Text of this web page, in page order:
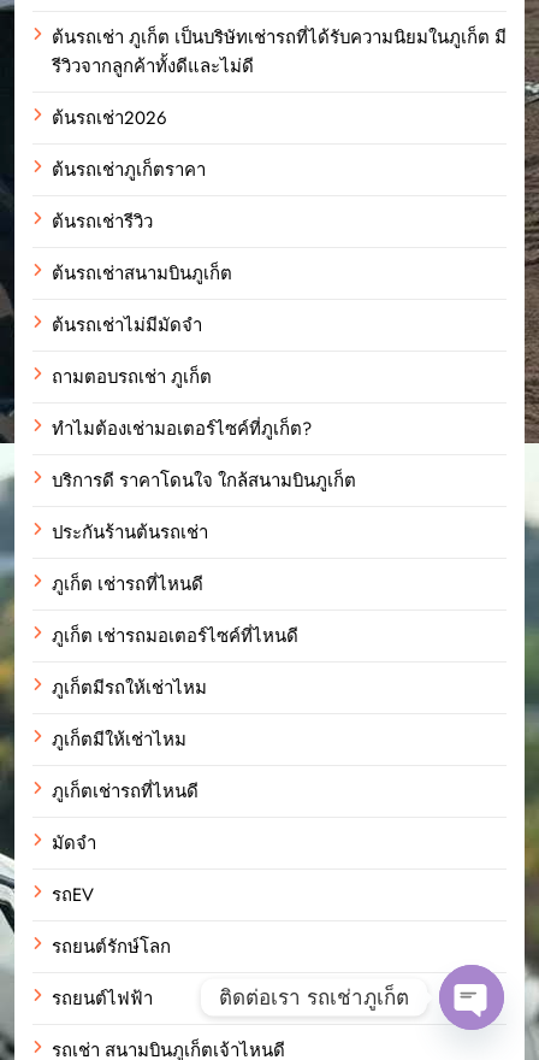
ต้นรถเช่า ภูเก็ต เป็นบริษัทเช่ารถที่ได้รับความนิยมในภูเก็ต มี
รีวิวจากลูกค้าทั้งดีและไม่ดี
ต้นรถเช่า2026
ต้นรถเช่าภูเก็ตราคา
ต้นรถเช่ารีวิว
ต้นรถเช่าสนามบินภูเก็ต
ต้นรถเช่าไม่มีมัดจำ
ถามตอบรถเช่า ภูเก็ต
ทำไมต้องเช่ามอเตอร์ไซค์ที่ภูเก็ต?
บริการดี ราคาโดนใจ ใกล้สนามบินภูเก็ต
ประกันร้านต้นรถเช่า
ภูเก็ต เช่ารถที่ไหนดี
ภูเก็ต เช่ารถมอเตอร์ไซค์ที่ไหนดี
ภูเก็ตมีรถให้เช่าไหม
ภูเก็ตมีให้เช่าไหม
ภูเก็ตเช่ารถที่ไหนดี
มัดจำ
รถEV
รถยนต์รักษ์โลก
รถยนต์ไฟฟ้า
รถเช่า สนามบินภูเก็ตเจ้าไหนดี
ติดต่อเรา รถเช่าภูเก็ต
Open